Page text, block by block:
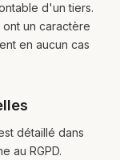
d'un tiers.
un caractère
en aucun cas
détaillé dans
au RGPD.